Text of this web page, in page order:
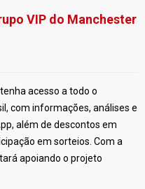
VIP do Manchester
acesso a todo o
com informações, análises e
além de descontos em
em sorteios. Com a
apoiando o projeto